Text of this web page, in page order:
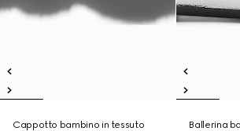
Cappotto bambino in tessuto
Ballerina